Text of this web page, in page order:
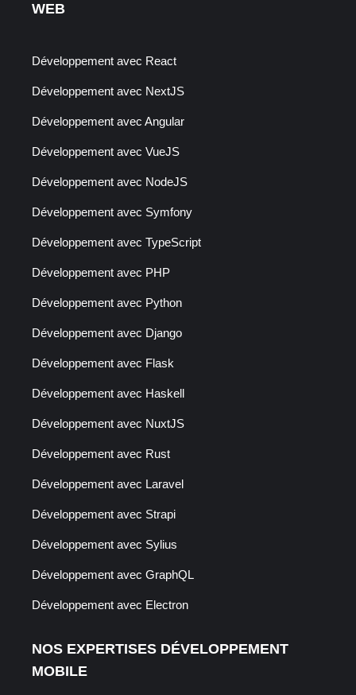
WEB
Développement avec React
Développement avec NextJS
Développement avec Angular
Développement avec VueJS
Développement avec NodeJS
Développement avec Symfony
Développement avec TypeScript
Développement avec PHP
Développement avec Python
Développement avec Django
Développement avec Flask
Développement avec Haskell
Développement avec NuxtJS
Développement avec Rust
Développement avec Laravel
Développement avec Strapi
Développement avec Sylius
Développement avec GraphQL
Développement avec Electron
NOS EXPERTISES DÉVELOPPEMENT
MOBILE